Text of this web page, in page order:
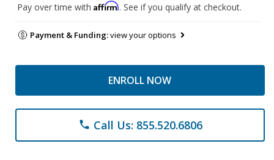
Pay over time with Affirm. See if you qualify at checkout.
Payment & Funding:view your options
ENROLL NOW
phone Call Us: 855.520.6806